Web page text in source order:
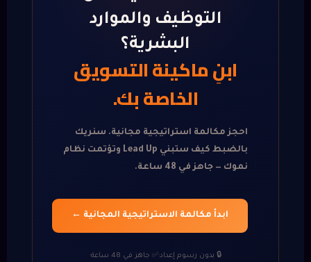
التوظيف والموارد
البشرية؟
ابنِ ماكينة التسويق
الخاصة بك.
احجز مكالمة استراتيجية مجانية. سنريك
بالضبط كيف ستبني Lead Up وتؤتمت نظام
نموك — جاهز في 48 ساعة.
ابدأ مكالمة الاستراتيجية المجانية ←
🔒 بدون رسوم إعداد· ✅ جاهز في 48 ساعة ·